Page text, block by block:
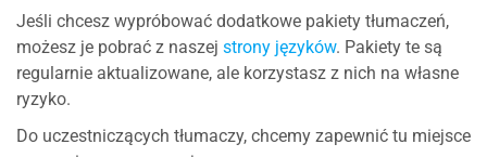
Jeśli chcesz wypróbować dodatkowe pakiety tłumaczeń,
możesz je pobrać z naszej strony języków. Pakiety te są
regularnie aktualizowane, ale korzystasz z nich na własne
ryzyko.
Do uczestniczących tłumaczy, chcemy zapewnić tu miejsce